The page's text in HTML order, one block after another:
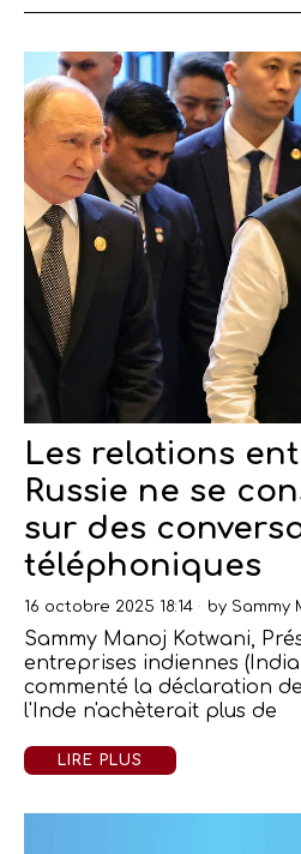
Les relations
Russie ne se
sur des
téléphoniques
16 octobre 2025 18:14 by Sammy
Sammy Manoj Kotwani,
entreprises indiennes
commenté la déclaration
l'Inde n'achèterait plus de
LIRE PLUS